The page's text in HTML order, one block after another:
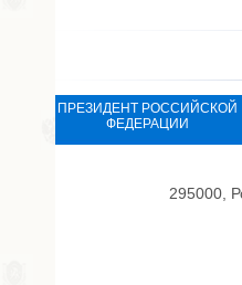
ПРЕЗИДЕНТ РОССИЙСКОЙ
ФЕДЕРАЦИИ
295000,